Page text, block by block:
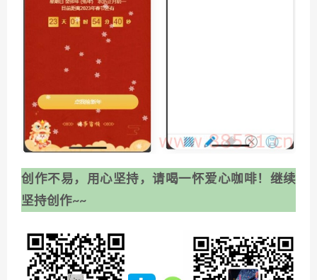
创作不易，用心坚持，请喝一怀爱心咖啡！继续
坚持创作~~